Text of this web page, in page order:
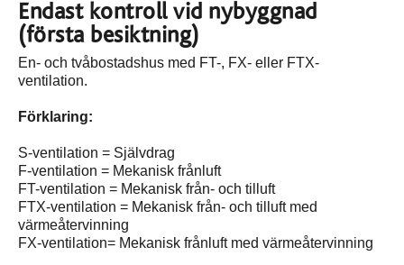
Endast kontroll vid nybyggnad
(första besiktning)
En- och tvåbostadshus med FT-, FX- eller FTX-
ventilation.
Förklaring:
S-ventilation = Självdrag
F-ventilation = Mekanisk frånluft
FT-ventilation = Mekanisk från- och tilluft
FTX-ventilation = Mekanisk från- och tilluft med
värmeåtervinning
FX-ventilation= Mekanisk frånluft med värmeåtervinning